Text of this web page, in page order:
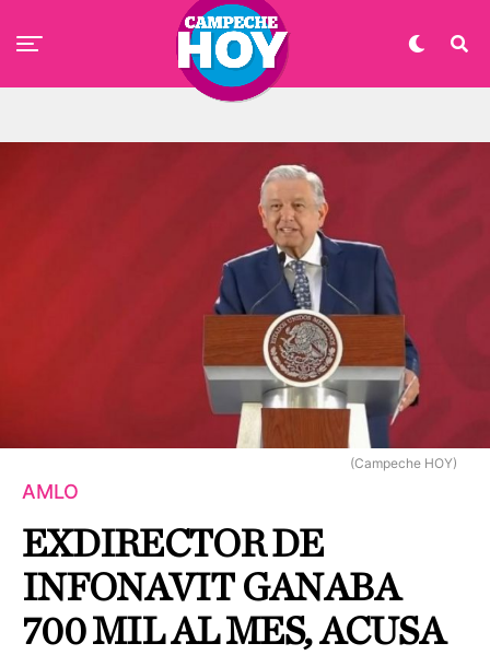
(Campeche HOY)
AMLO
EXDIRECTOR DE
INFONAVIT GANABA
700 MIL AL MES, ACUSA